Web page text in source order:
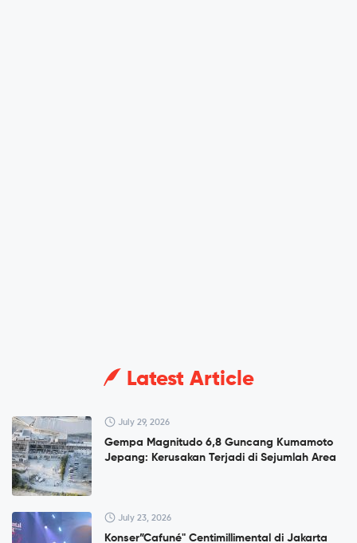
Latest Article
July 29, 2026
Gempa Magnitudo 6,8 Guncang Kumamoto
Jepang: Kerusakan Terjadi di Sejumlah Area
July 23, 2026
Konser”Cafuné" Centimillimental di Jakarta